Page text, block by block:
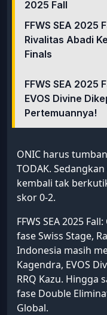
2025 Fall
FFWS SEA 2025
Rivalitas Abadi
Finals
FFWS SEA 2025
EVOS Divine
Pertemuannya!
ONIC harus
TODAK.
kembali tak
skor 0-2.
FFWS SEA 2025
fase Swiss Stage,
Indonesia masih
Kagendra, EVOS
RRQ Kazu. Hingga
fase Double
Global.